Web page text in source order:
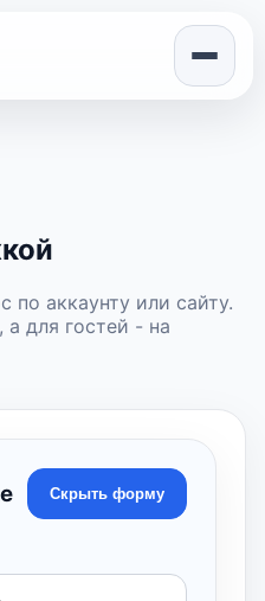
по аккаунту или сайту.
для гостей - на
Скрыть форму